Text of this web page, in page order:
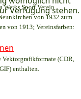
Verfügung stehen.
Werks Sport Verein
von 1932 zum
von 1913; Vereinsfarben:
(CDR,
enthalten.